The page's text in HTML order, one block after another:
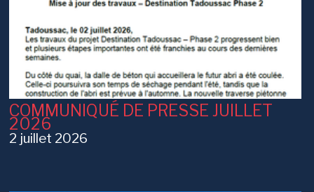
COMMUNIQUÉ DE PRESSE JUILLET
2026
2 juillet 2026